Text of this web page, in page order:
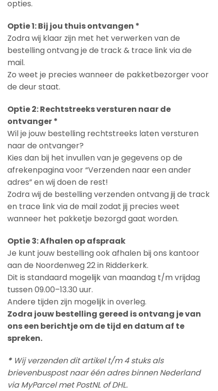
opties.
Optie 1: Bij jou thuis ontvangen *
Zodra wij klaar zijn met het verwerken van de
bestelling ontvang je de track & trace link via de
mail.
Zo weet je precies wanneer de pakketbezorger voor
de deur staat.
Optie 2: Rechtstreeks versturen naar de
ontvanger *
Wil je jouw bestelling rechtstreeks laten versturen
naar de ontvanger?
Kies dan bij het invullen van je gegevens op de
afrekenpagina voor “Verzenden naar een ander
adres” en wij doen de rest!
Zodra wij de bestelling verzenden ontvang jij de track
en trace link via de mail zodat jij precies weet
wanneer het pakketje bezorgd gaat worden.
Optie 3: Afhalen op afspraak
Je kunt jouw bestelling ook afhalen bij ons kantoor
aan de Noordenweg 22 in Ridderkerk.
Dit is standaard mogelijk van maandag t/m vrijdag
tussen 09.00–13.30 uur.
Andere tijden zijn mogelijk in overleg.
Zodra jouw bestelling gereed is ontvang je van
ons een berichtje om de tijd en datum af te
spreken.
* Wij verzenden dit artikel t/m 4 stuks als
brievenbuspost naar één adres binnen Nederland
via MyParcel met PostNL of DHL.